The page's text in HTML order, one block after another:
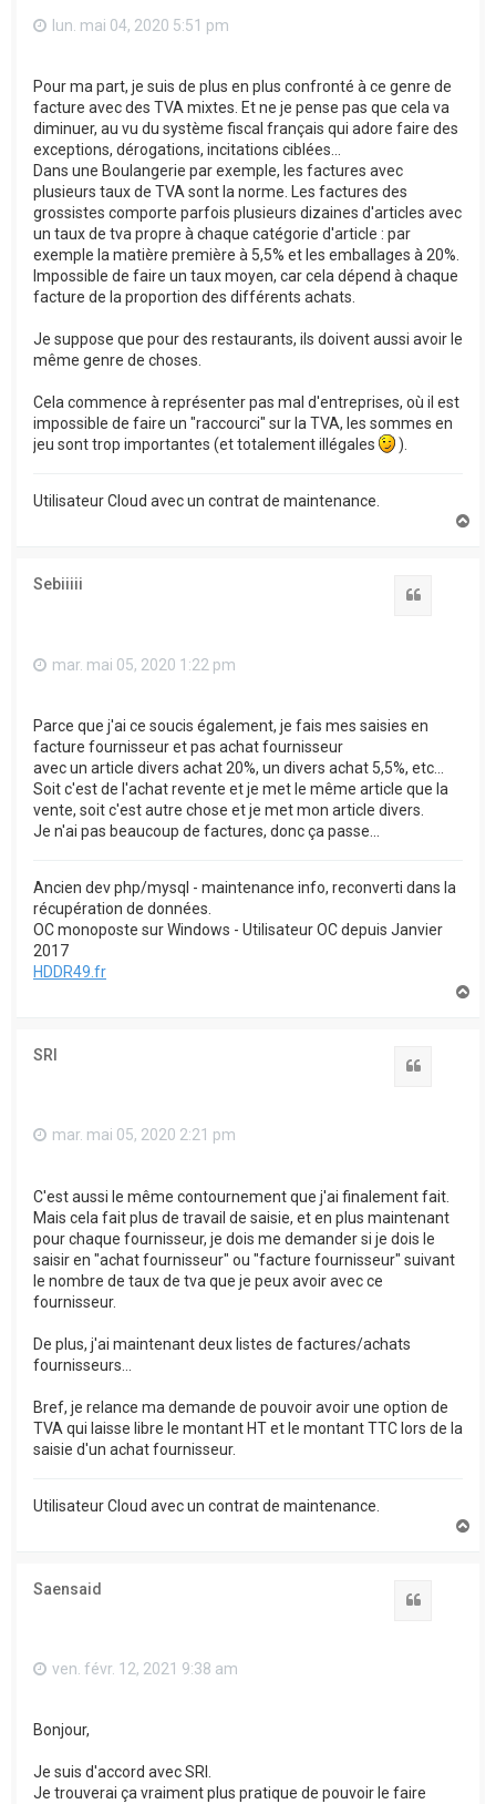
lun. mai 04, 2020 5:51 pm
Pour ma part, je suis de plus en plus confronté à ce genre de
facture avec des TVA mixtes. Et ne je pense pas que cela va
diminuer, au vu du système fiscal français qui adore faire des
exceptions, dérogations, incitations ciblées...
Dans une Boulangerie par exemple, les factures avec
plusieurs taux de TVA sont la norme. Les factures des
grossistes comporte parfois plusieurs dizaines d'articles avec
un taux de tva propre à chaque catégorie d'article : par
exemple la matière première à 5,5% et les emballages à 20%.
Impossible de faire un taux moyen, car cela dépend à chaque
facture de la proportion des différents achats.
Je suppose que pour des restaurants, ils doivent aussi avoir le
même genre de choses.
Cela commence à représenter pas mal d'entreprises, où il est
impossible de faire un "raccourci" sur la TVA, les sommes en
jeu sont trop importantes (et totalement illégales
).
Utilisateur Cloud avec un contrat de maintenance.
Sebiiiii
mar. mai 05, 2020 1:22 pm
Parce que j'ai ce soucis également, je fais mes saisies en
facture fournisseur et pas achat fournisseur
avec un article divers achat 20%, un divers achat 5,5%, etc...
Soit c'est de l'achat revente et je met le même article que la
vente, soit c'est autre chose et je met mon article divers.
Je n'ai pas beaucoup de factures, donc ça passe...
Ancien dev php/mysql - maintenance info, reconverti dans la
récupération de données.
OC monoposte sur Windows - Utilisateur OC depuis Janvier
2017
HDDR49.fr
SRI
mar. mai 05, 2020 2:21 pm
C'est aussi le même contournement que j'ai finalement fait.
Mais cela fait plus de travail de saisie, et en plus maintenant
pour chaque fournisseur, je dois me demander si je dois le
saisir en "achat fournisseur" ou "facture fournisseur" suivant
le nombre de taux de tva que je peux avoir avec ce
fournisseur.
De plus, j'ai maintenant deux listes de factures/achats
fournisseurs...
Bref, je relance ma demande de pouvoir avoir une option de
TVA qui laisse libre le montant HT et le montant TTC lors de la
saisie d'un achat fournisseur.
Utilisateur Cloud avec un contrat de maintenance.
Saensaid
ven. févr. 12, 2021 9:38 am
Bonjour,
Je suis d'accord avec SRI.
Je trouverai ça vraiment plus pratique de pouvoir le faire